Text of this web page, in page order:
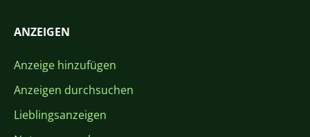
ANZEIGEN
Anzeige hinzufügen
Anzeigen durchsuchen
Lieblingsanzeigen